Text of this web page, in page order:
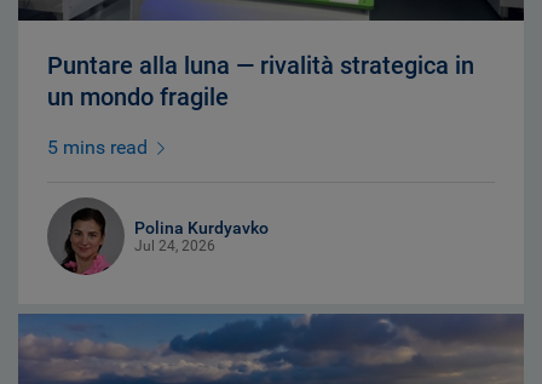
Puntare alla luna — rivalità strategica in
un mondo fragile
5 mins read
Polina Kurdyavko
Jul 24, 2026